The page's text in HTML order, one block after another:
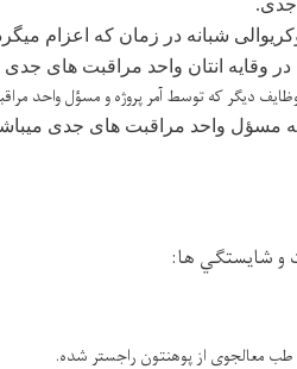
جدی.
شبانه در زمان که اعزام
در وقایه انتان واحد مراقبت های جدی
دیگر که توسط آمر پروژه و مسؤل واحد
مسؤل واحد مراقبت های جدی
و شايستگي ها:
معالجوی از پوهنتون راجستر شده.